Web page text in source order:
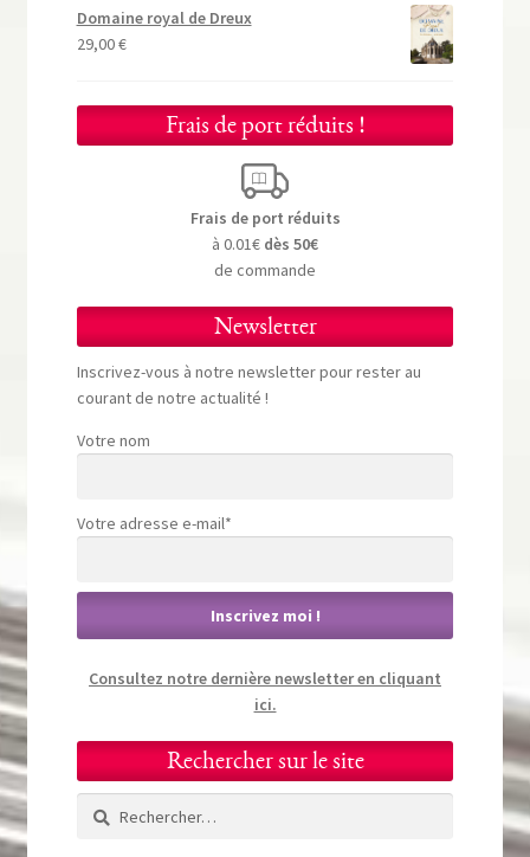
Domaine royal de Dreux
29,00€
Frais de port réduits !
Frais de port réduits
à 0.01€ dès 50€
de commande
Newsletter
Inscrivez-vous à notre newsletter pour rester au
courant de notre actualité !
Votre nom
Votre adresse e-mail*
Consultez notre dernière newsletter en cliquant
ici.
Rechercher sur le site
Rechercher :